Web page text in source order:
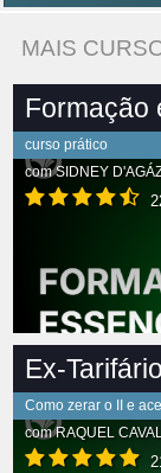
MAIS
Formação
curso prático
comSIDNEY
Ex-Tarifário
Como zerar o II e
comRAQUEL